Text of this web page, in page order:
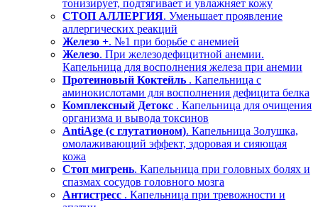
тонизирует, подтягивает и увлажняет кожу
СТОП АЛЛЕРГИЯ. Уменьшает проявление
аллергических реакций
Железо +. №1 при борьбе с анемией
Железо. При железодефицитной анемии.
Капельница для восполнения железа при анемии
Протеиновый Коктейль . Капельница с
аминокислотами для восполнения дефицита белка
Комплексный Детокс . Капельница для очищения
организма и вывода токсинов
AntiAge (с глутатионом). Капельница Золушка,
омолаживающий эффект, здоровая и сияющая
кожа
Стоп мигрень. Капельница при головных болях и
спазмах сосудов головного мозга
Антистресс . Капельница при тревожности и